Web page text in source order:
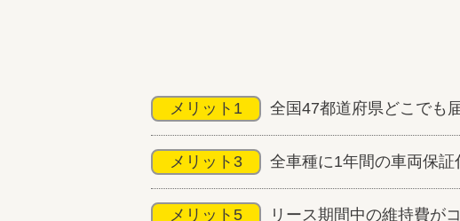
メリット1 全国47都道府県どこでも
メリット3 全車種に1年間の車両保証
メリット5 リース期間中の維持費が